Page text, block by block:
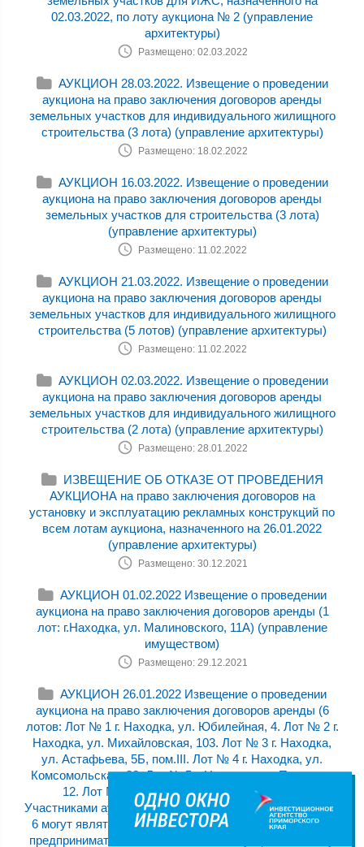
02.03.2022, по лоту аукциона № 2 (управление
архитектуры)
Размещено: 02.03.2022
АУКЦИОН 28.03.2022. Извещение о проведении
аукциона на право заключения договоров аренды
земельных участков для индивидуального жилищного
строительства (3 лота) (управление архитектуры)
Размещено: 18.02.2022
АУКЦИОН 16.03.2022. Извещение о проведении
аукциона на право заключения договоров аренды
земельных участков для строительства (3 лота)
(управление архитектуры)
Размещено: 11.02.2022
АУКЦИОН 21.03.2022. Извещение о проведении
аукциона на право заключения договоров аренды
земельных участков для индивидуального жилищного
строительства (5 лотов) (управление архитектуры)
Размещено: 11.02.2022
АУКЦИОН 02.03.2022. Извещение о проведении
аукциона на право заключения договоров аренды
земельных участков для индивидуального жилищного
строительства (2 лота) (управление архитектуры)
Размещено: 28.01.2022
ИЗВЕЩЕНИЕ ОБ ОТКАЗЕ ОТ ПРОВЕДЕНИЯ
АУКЦИОНА на право заключения договоров на
установку и эксплуатацию рекламных конструкций по
всем лотам аукциона, назначенного на 26.01.2022
(управление архитектуры)
Размещено: 30.12.2021
АУКЦИОН 01.02.2022 Извещение о проведении
аукциона на право заключения договоров аренды (1
лот: г.Находка, ул. Малиновского, 11А) (управление
имуществом)
Размещено: 29.12.2021
АУКЦИОН 26.01.2022 Извещение о проведении
аукциона на право заключения договоров аренды (6
лотов: Лот № 1 г. Находка, ул. Юбилейная, 4. Лот № 2 г.
Находка, ул. Михайловская, 103. Лот № 3 г. Находка,
ул. Астафьева, 5Б, пом.III. Лот № 4 г. Находка, ул.
Комсомольская, 32. Лот № 5 г. Находка, ул. Пирогова,
12. Лот № 6 г. Находка, ул. Арсеньева, 14.)
Участниками аукциона по лотам № 1, № 2, № 3, № 4, №
6 могут являться только субъекты малого и среднего
предпринимательства, Участниками аукциона по лоту